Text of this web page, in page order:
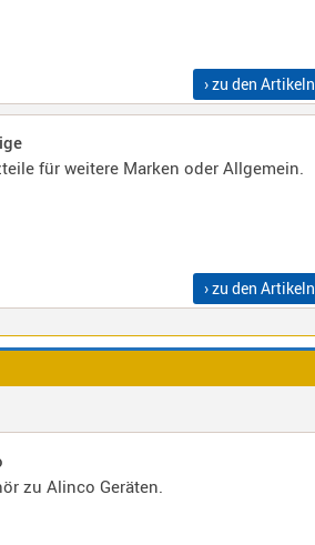
› zu den Artikeln
für weitere Marken oder Allgemein.
› zu den Artikeln
zu Alinco Geräten.